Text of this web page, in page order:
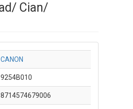
Cian/
CANON
9254B010
8714574679006